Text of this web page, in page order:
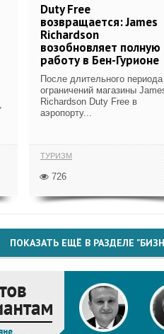
Duty Free
возвращается: James
Richardson
возобновляет полную
работу в Бен-Гурионе
После длительного периода
ограничений магазины
Richardson Duty Free в
аэропорту...
ТУРИЗМ
726
ПОКАЗАТЬ ЕЩЁ В РАЗДЕЛЕ